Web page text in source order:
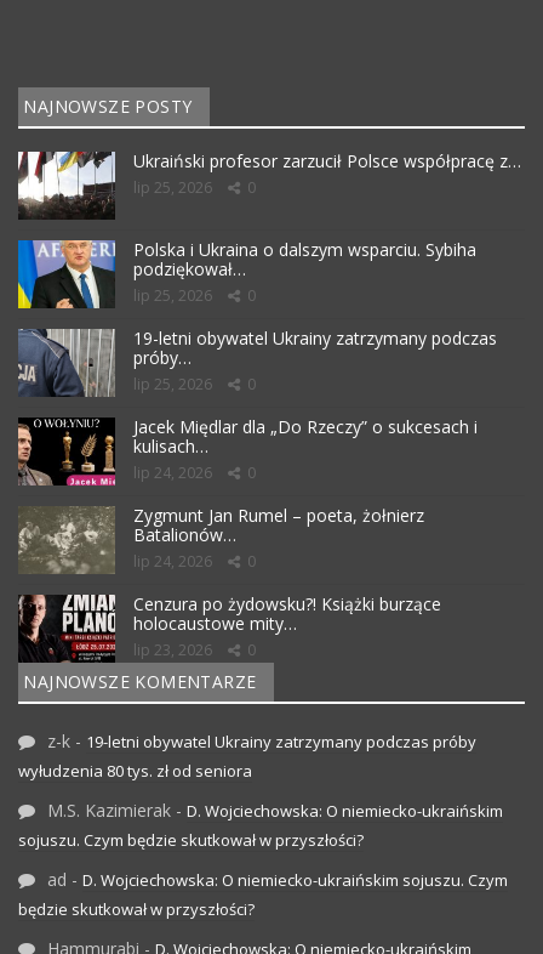
NAJNOWSZE POSTY
Ukraiński profesor zarzucił Polsce współpracę z…
lip 25, 2026 0
Polska i Ukraina o dalszym wsparciu. Sybiha
podziękował…
lip 25, 2026 0
19-letni obywatel Ukrainy zatrzymany podczas
próby…
lip 25, 2026 0
Jacek Międlar dla „Do Rzeczy” o sukcesach i
kulisach…
lip 24, 2026 0
Zygmunt Jan Rumel – poeta, żołnierz
Batalionów…
lip 24, 2026 0
Cenzura po żydowsku?! Książki burzące
holocaustowe mity…
lip 23, 2026 0
NAJNOWSZE KOMENTARZE
z-k - 19-letni obywatel Ukrainy zatrzymany podczas próby
wyłudzenia 80 tys. zł od seniora
M.S. Kazimierak - D. Wojciechowska: O niemiecko-ukraińskim
sojuszu. Czym będzie skutkował w przyszłości?
ad - D. Wojciechowska: O niemiecko-ukraińskim sojuszu. Czym
będzie skutkował w przyszłości?
Hammurabi - D. Wojciechowska: O niemiecko-ukraińskim